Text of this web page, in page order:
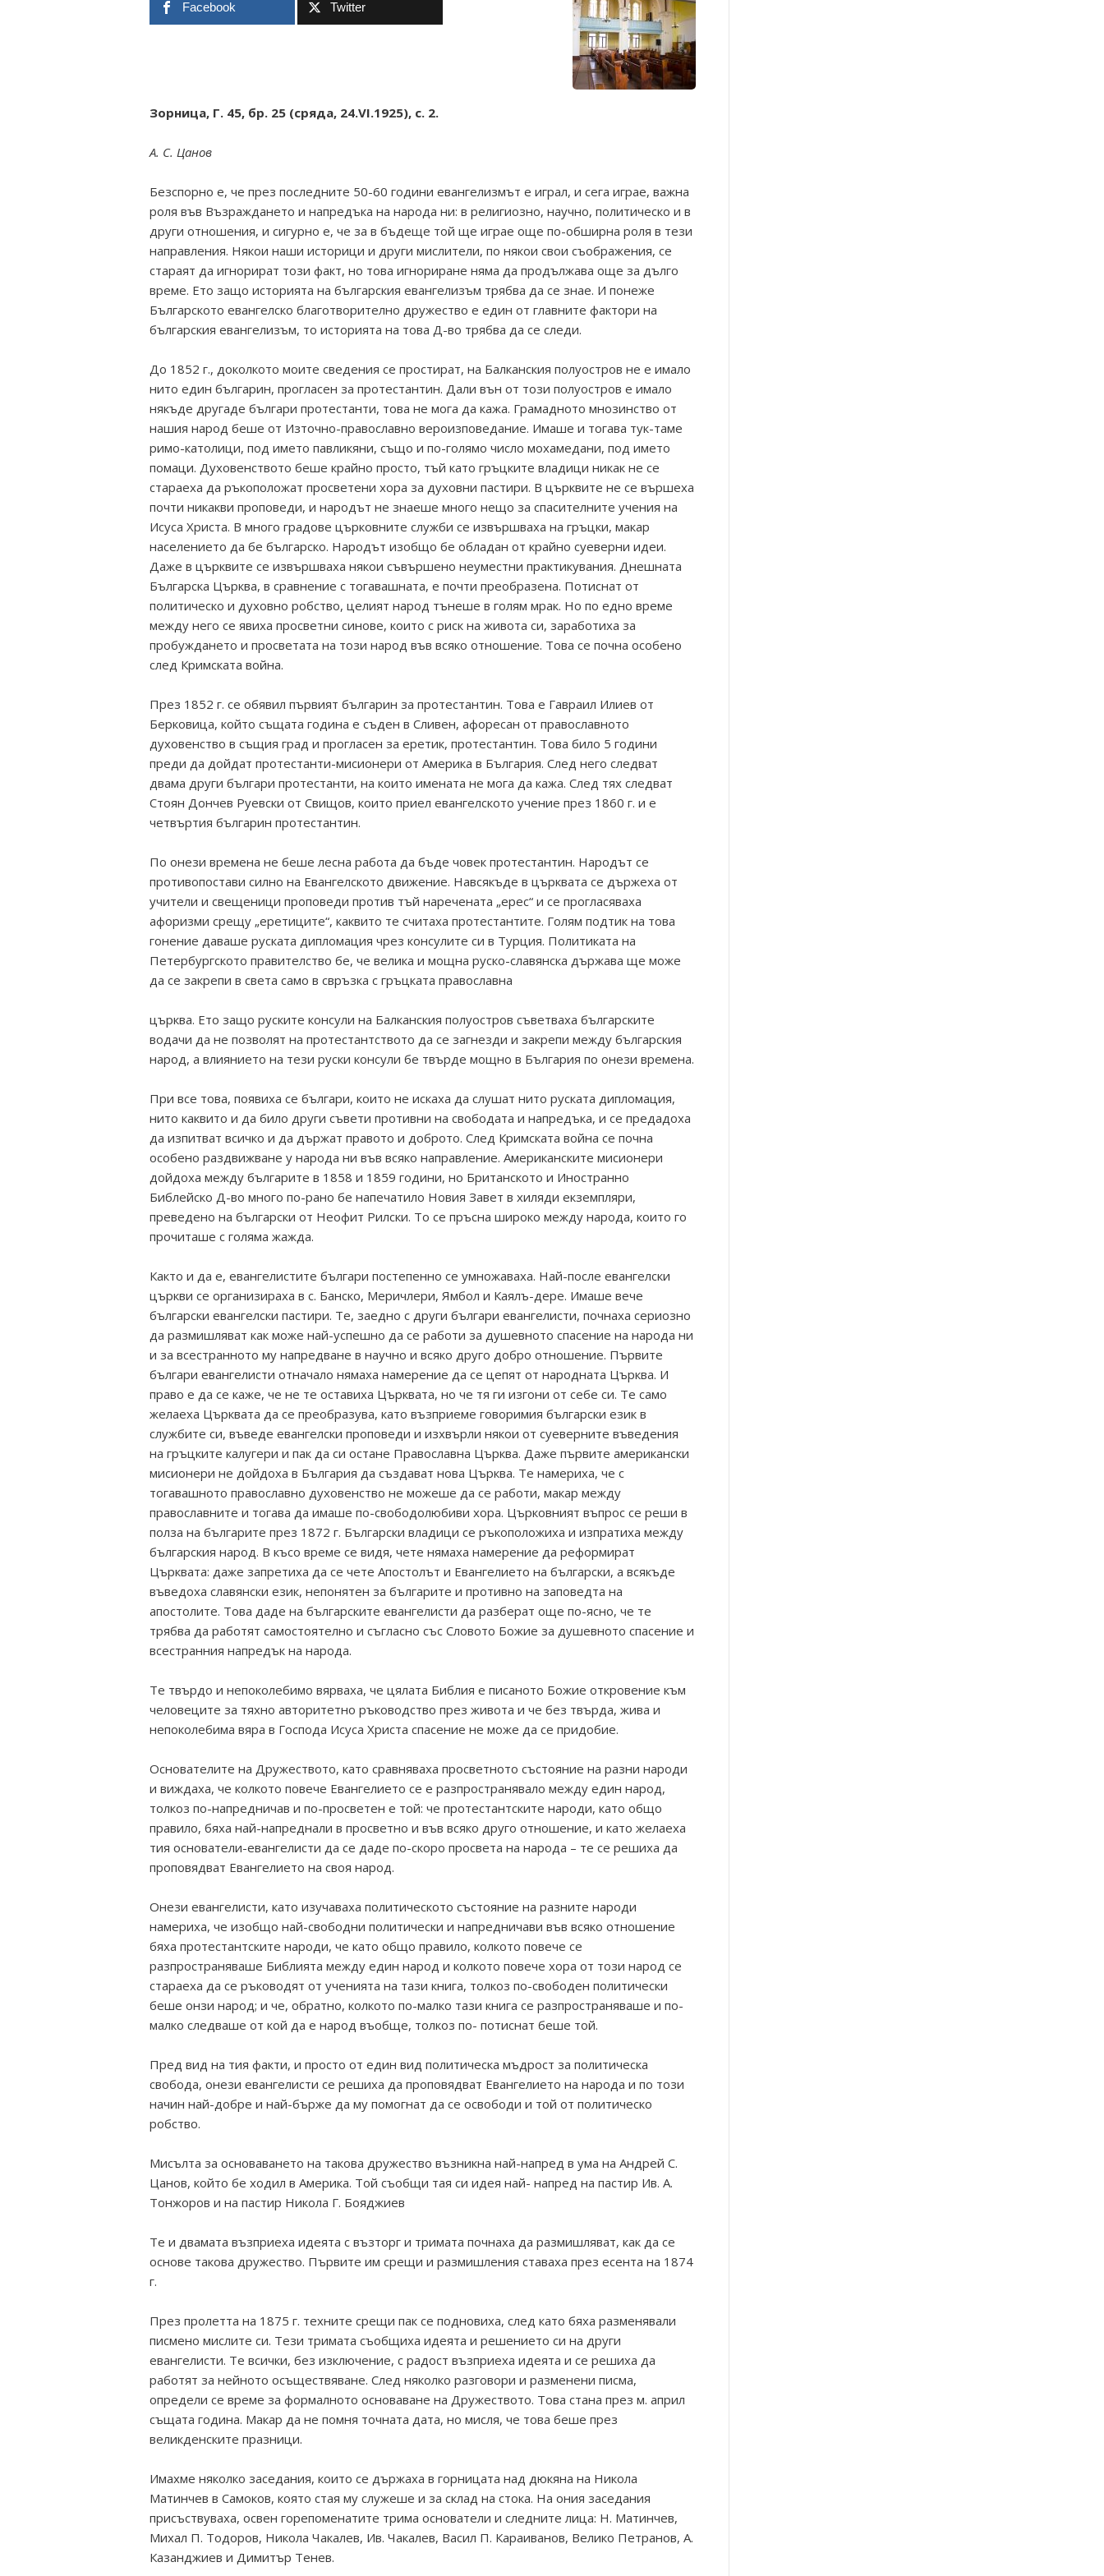
Facebook Twitter
Зорница, Г. 45, бр. 25 (сряда, 24.VI.1925), с. 2.
А. С. Цанов
Безспорно е, че през последните 50-60 години евангелизмът е играл, и сега играе, важна
роля във Възраждането и напредъка на народа ни: в религиозно, научно, политическо и в
други отношения, и сигурно е, че за в бъдеще той ще играе още по-обширна роля в тези
направления. Някои наши историци и други мислители, по някои свои съображения, се
стараят да игнорират този факт, но това игнориране няма да продължава още за дълго
време. Ето защо историята на българския евангелизъм трябва да се знае. И понеже
Българското евангелско благотворително дружество е един от главните фактори на
българския евангелизъм, то историята на това Д-во трябва да се следи.
До 1852 г., доколкото моите сведения се простират, на Балканския полуостров не е имало
нито един българин, прогласен за протестантин. Дали вън от този полуостров е имало
някъде другаде българи протестанти, това не мога да кажа. Грамадното мнозинство от
нашия народ беше от Източно-православно вероизповедание. Имаше и тогава тук-таме
римо-католици, под името павликяни, също и по-голямо число мохамедани, под името
помаци. Духовенството беше крайно просто, тъй като гръцките владици никак не се
стараеха да ръкоположат просветени хора за духовни пастири. В църквите не се вършеха
почти никакви проповеди, и народът не знаеше много нещо за спасителните учения на
Исуса Христа. В много градове църковните служби се извършваха на гръцки, макар
населението да бе българско. Народът изобщо бе обладан от крайно суеверни идеи.
Даже в църквите се извършваха някои съвършено неуместни практикувания. Днешната
Българска Църква, в сравнение с тогавашната, е почти преобразена. Потиснат от
политическо и духовно робство, целият народ тънеше в голям мрак. Но по едно време
между него се явиха просветни синове, които с риск на живота си, заработиха за
пробуждането и просветата на този народ във всяко отношение. Това се почна особено
след Кримската война.
През 1852 г. се обявил първият българин за протестантин. Това е Гавраил Илиев от
Берковица, който същата година е съден в Сливен, афоресан от православното
духовенство в същия град и прогласен за еретик, протестантин. Това било 5 години
преди да дойдат протестанти-мисионери от Америка в България. След него следват
двама други българи протестанти, на които имената не мога да кажа. След тях следват
Стоян Дончев Руевски от Свищов, които приел евангелското учение през 1860 г. и е
четвъртия българин протестантин.
По онези времена не беше лесна работа да бъде човек протестантин. Народът се
противопостави силно на Евангелското движение. Навсякъде в църквата се държеха от
учители и свещеници проповеди против тъй наречената „ерес“ и се прогласяваха
афоризми срещу „еретиците“, каквито те считаха протестантите. Голям подтик на това
гонение даваше руската дипломация чрез консулите си в Турция. Политиката на
Петербургското правителство бе, че велика и мощна руско-славянска държава ще може
да се закрепи в света само в свръзка с гръцката православна
църква. Ето защо руските консули на Балканския полуостров съветваха българските
водачи да не позволят на протестантството да се загнезди и закрепи между българския
народ, а влиянието на тези руски консули бе твърде мощно в България по онези времена.
При все това, появиха се българи, които не искаха да слушат нито руската дипломация,
нито каквито и да било други съвети противни на свободата и напредъка, и се предадоха
да изпитват всичко и да държат правото и доброто. След Кримската война се почна
особено раздвижване у народа ни във всяко направление. Американските мисионери
дойдоха между българите в 1858 и 1859 години, но Британското и Иностранно
Библейско Д-во много по-рано бе напечатило Новия Завет в хиляди екземпляри,
преведено на български от Неофит Рилски. То се пръсна широко между народа, които го
прочиташе с голяма жажда.
Както и да е, евангелистите българи постепенно се умножаваха. Най-после евангелски
църкви се организираха в с. Банско, Меричлери, Ямбол и Каялъ-дере. Имаше вече
български евангелски пастири. Те, заедно с други българи евангелисти, почнаха сериозно
да размишляват как може най-успешно да се работи за душевното спасение на народа ни
и за всестранното му напредване в научно и всяко друго добро отношение. Първите
българи евангелисти отначало нямаха намерение да се цепят от народната Църква. И
право е да се каже, че не те оставиха Църквата, но че тя ги изгони от себе си. Те само
желаеха Църквата да се преобразува, като възприеме говоримия български език в
службите си, въведе евангелски проповеди и изхвърли някои от суеверните въведения
на гръцките калугери и пак да си остане Православна Църква. Даже първите американски
мисионери не дойдоха в България да създават нова Църква. Те намериха, че с
тогавашното православно духовенство не можеше да се работи, макар между
православните и тогава да имаше по-свободолюбиви хора. Църковният въпрос се реши в
полза на българите през 1872 г. Български владици се ръкоположиха и изпратиха между
българския народ. В късо време се видя, чете нямаха намерение да реформират
Църквата: даже запретиха да се чете Апостолът и Евангелието на български, а всякъде
въведоха славянски език, непонятен за българите и противно на заповедта на
апостолите. Това даде на българските евангелисти да разберат още по-ясно, че те
трябва да работят самостоятелно и съгласно със Словото Божие за душевното спасение и
всестранния напредък на народа.
Те твърдо и непоколебимо вярваха, че цялата Библия е писаното Божие откровение към
человеците за тяхно авторитетно ръководство през живота и че без твърда, жива и
непоколебима вяра в Господа Исуса Христа спасение не може да се придобие.
Основателите на Дружеството, като сравняваха просветното състояние на разни народи
и виждаха, че колкото повече Евангелието се е разпространявало между един народ,
толкоз по-напредничав и по-просветен е той: че протестантските народи, като общо
правило, бяха най-напреднали в просветно и във всяко друго отношение, и като желаеха
тия основатели-евангелисти да се даде по-скоро просвета на народа – те се решиха да
проповядват Евангелието на своя народ.
Онези евангелисти, като изучаваха политическото състояние на разните народи
намериха, че изобщо най-свободни политически и напредничави във всяко отношение
бяха протестантските народи, че като общо правило, колкото повече се
разпространяваше Библията между един народ и колкото повече хора от този народ се
стараеха да се ръководят от ученията на тази книга, толкоз по-свободен политически
беше онзи народ; и че, обратно, колкото по-малко тази книга се разпространяваше и по-
малко следваше от кой да е народ въобще, толкоз по- потиснат беше той.
Пред вид на тия факти, и просто от един вид политическа мъдрост за политическа
свобода, онези евангелисти се решиха да проповядват Евангелието на народа и по този
начин най-добре и най-бърже да му помогнат да се освободи и той от политическо
робство.
Мисълта за основаването на такова дружество възникна най-напред в ума на Андрей С.
Цанов, който бе ходил в Америка. Той съобщи тая си идея най- напред на пастир Ив. А.
Тонжоров и на пастир Никола Г. Бояджиев
Те и двамата възприеха идеята с възторг и тримата почнаха да размишляват, как да се
основе такова дружество. Първите им срещи и размишления ставаха през есента на 1874
г.
През пролетта на 1875 г. техните срещи пак се подновиха, след като бяха разменявали
писмено мислите си. Тези тримата съобщиха идеята и решението си на други
евангелисти. Те всички, без изключение, с радост възприеха идеята и се решиха да
работят за нейното осъществяване. След няколко разговори и разменени писма,
определи се време за формалното основаване на Дружеството. Това стана през м. април
същата година. Макар да не помня точната дата, но мисля, че това беше през
великденските празници.
Имахме няколко заседания, които се държаха в горницата над дюкяна на Никола
Матинчев в Самоков, която стая му служеше и за склад на стока. На ония заседания
присъствуваха, освен горепоменатите трима основатели и следните лица: Н. Матинчев,
Михал П. Тодоров, Никола Чакалев, Ив. Чакалев, Васил П. Караиванов, Велико Петранов, А.
Казанджиев и Димитър Тенев.